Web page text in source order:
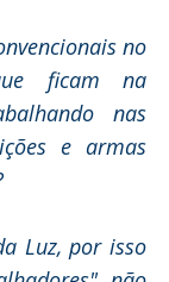
no
ficam na
nas
e armas
Luz, por isso